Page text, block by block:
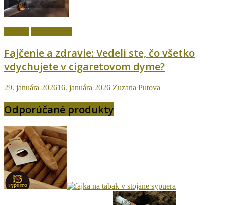
Fajčenie a zdravie: Vedeli ste, čo všetko
vdychujete v cigaretovom dyme?
29. januára 202616. januára 2026 Zuzana Putova
Odporúčané produkty